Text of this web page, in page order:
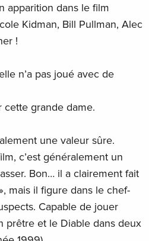
apparition dans le film
Kidman, Bill Pullman, Alec
!
n’a pas joué avec de
cette grande dame.
une valeur sûre.
c’est généralement un
Bon… il a clairement fait
mais il figure dans le chef-
Capable de jouer
prêtre et le Diable dans deux